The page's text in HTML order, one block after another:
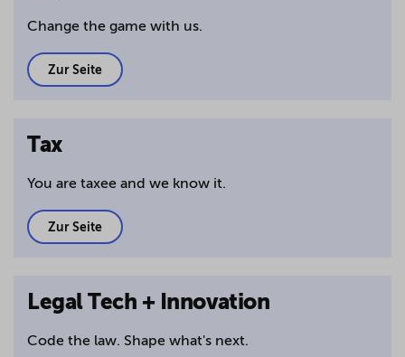
Change the game with us.
Zur Seite
Tax
You are taxee and we know it.
Zur Seite
Legal Tech + Innovation
Code the law. Shape what's next.